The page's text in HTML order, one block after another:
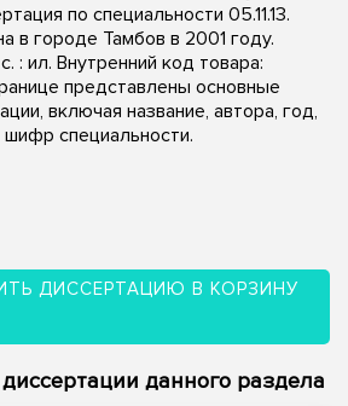
по специальности 05.11.13.
в городе Тамбов в 2001 году.
: ил. Внутренний код товара:
представлены основные
включая название, автора, год,
специальности.
ДИССЕРТАЦИЮ В КОРЗИНУ
данного раздела